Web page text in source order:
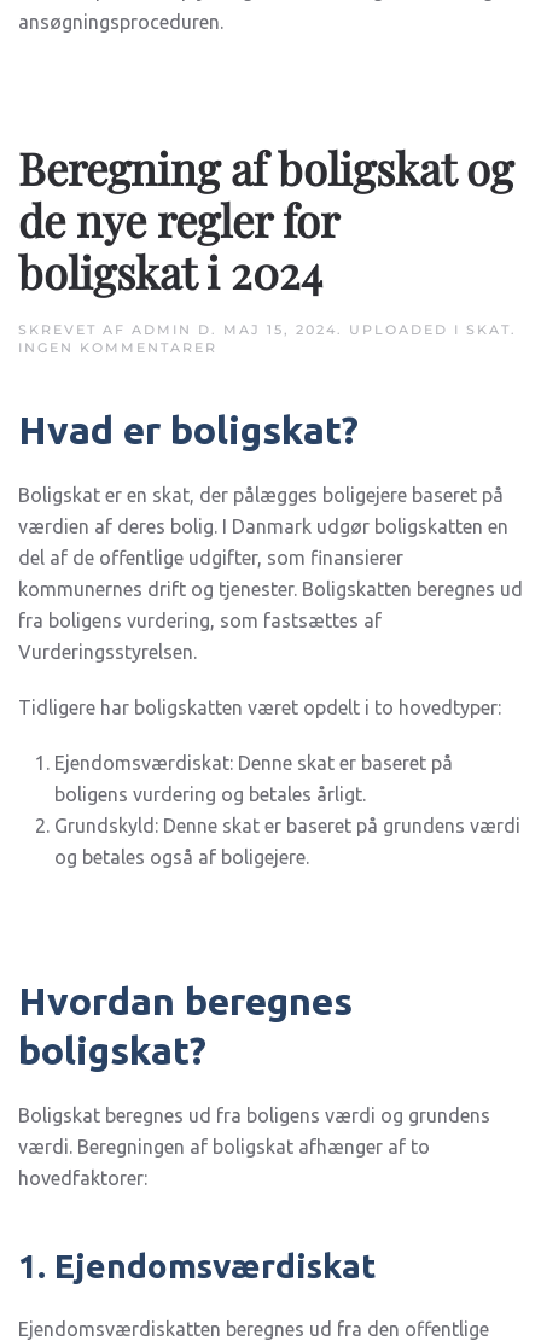
ansøgningsproceduren.
Beregning af boligskat og
de nye regler for
boligskat i 2024
SKREVET AF ADMIN D. MAJ 15, 2024. UPLOADED I SKAT.
INGEN KOMMENTARER
OG
DE
NYE
FOR
BOLIGSKAT
I
2024
Hvad er boligskat?
Boligskat er en skat, der pålægges boligejere baseret på
værdien af deres bolig. I Danmark udgør boligskatten en
del af de offentlige udgifter, som finansierer
kommunernes drift og tjenester. Boligskatten beregnes ud
fra boligens vurdering, som fastsættes af
Vurderingsstyrelsen.
Tidligere har boligskatten været opdelt i to hovedtyper:
Ejendomsværdiskat: Denne skat er baseret på
boligens vurdering og betales årligt.
Grundskyld: Denne skat er baseret på grundens værdi
og betales også af boligejere.
Hvordan beregnes
boligskat?
Boligskat beregnes ud fra boligens værdi og grundens
værdi. Beregningen af boligskat afhænger af to
hovedfaktorer:
1. Ejendomsværdiskat
Ejendomsværdiskatten beregnes ud fra den offentlige